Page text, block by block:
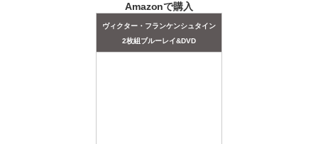
Amazonで購入
ヴィクター・フランケンシュタイン
2枚組ブルーレイ&DVD